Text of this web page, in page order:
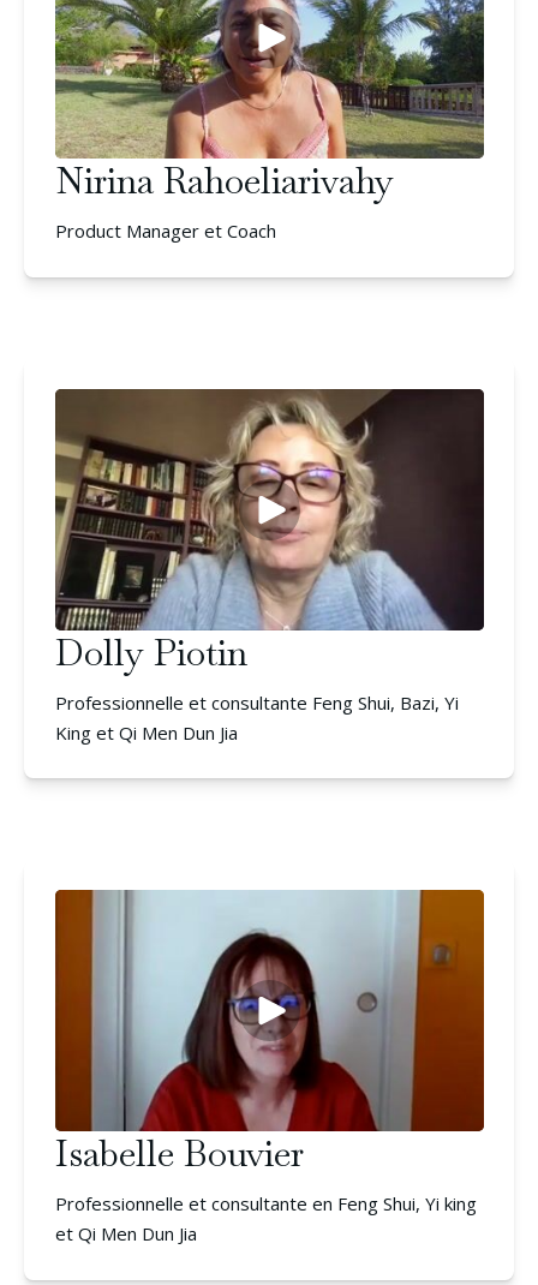
Nirina Rahoeliarivahy
Product Manager et Coach
Dolly Piotin
Professionnelle et consultante Feng Shui, Bazi, Yi
King et Qi Men Dun Jia
Isabelle Bouvier
Professionnelle et consultante en Feng Shui, Yi king
et Qi Men Dun Jia